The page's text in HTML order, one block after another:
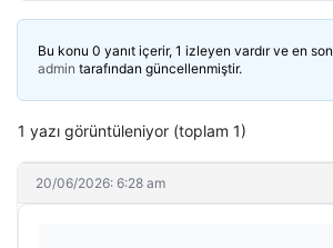
Bu konu 0 yanıt içerir, 1 izleyen vardır ve en son
admin tarafından güncellenmiştir.
1 yazı görüntüleniyor (toplam 1)
20/06/2026: 6:28 am